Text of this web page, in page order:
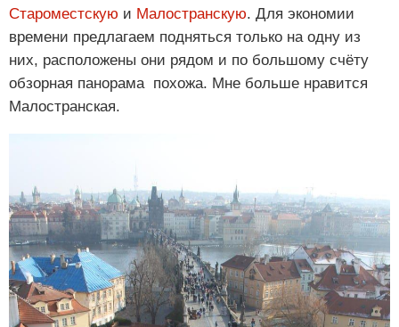
Староместскую и Малостранскую. Для экономии
времени предлагаем подняться только на одну из
них, расположены они рядом и по большому счёту
обзорная панорама похожа. Мне больше нравится
Малостранская.